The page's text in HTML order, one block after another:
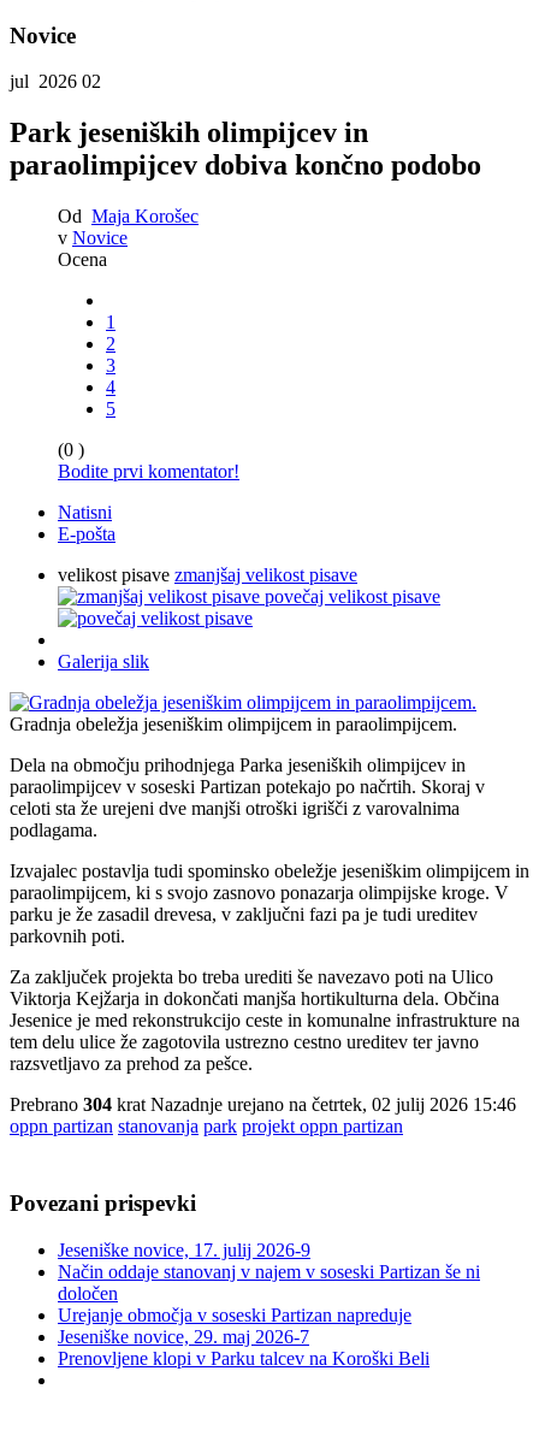
Novice
jul 2026 02
Park jeseniških olimpijcev in
paraolimpijcev dobiva končno podobo
Od Maja Korošec
v Novice
Ocena
1
2
3
4
5
(0 )
Bodite prvi komentator!
Natisni
E-pošta
velikost pisave zmanjšaj velikost pisave
povečaj velikost pisave
Galerija slik
Gradnja obeležja jeseniškim olimpijcem in paraolimpijcem.
Dela na območju prihodnjega Parka jeseniških olimpijcev in
paraolimpijcev v soseski Partizan potekajo po načrtih. Skoraj v
celoti sta že urejeni dve manjši otroški igrišči z varovalnima
podlagama.
Izvajalec postavlja tudi spominsko obeležje jeseniškim olimpijcem in
paraolimpijcem, ki s svojo zasnovo ponazarja olimpijske kroge. V
parku je že zasadil drevesa, v zaključni fazi pa je tudi ureditev
parkovnih poti.
Za zaključek projekta bo treba urediti še navezavo poti na Ulico
Viktorja Kejžarja in dokončati manjša hortikulturna dela. Občina
Jesenice je med rekonstrukcijo ceste in komunalne infrastrukture na
tem delu ulice že zagotovila ustrezno cestno ureditev ter javno
razsvetljavo za prehod za pešce.
Prebrano 304 krat Nazadnje urejano na četrtek, 02 julij 2026 15:46
oppn partizan stanovanja park projekt oppn partizan
Povezani prispevki
Jeseniške novice, 17. julij 2026-9
Način oddaje stanovanj v najem v soseski Partizan še ni
določen
Urejanje območja v soseski Partizan napreduje
Jeseniške novice, 29. maj 2026-7
Prenovljene klopi v Parku talcev na Koroški Beli